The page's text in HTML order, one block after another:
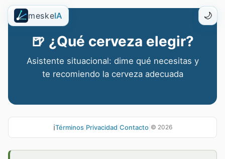
meskeIA 🌙
🍺 ¿Qué cerveza elegir?
Asistente situacional: dime qué necesitas y
te recomiendo la cerveza adecuada
ℹ️Términos| Privacidad Contacto| © 2026